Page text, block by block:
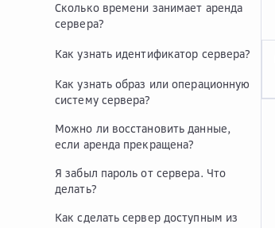
Сколько времени занимает аренда
сервера?
Как узнать идентификатор сервера?
Как узнать образ или операционную
систему сервера?
Можно ли восстановить данные,
если аренда прекращена?
Я забыл пароль от сервера. Что
делать?
Как сделать сервер доступным из